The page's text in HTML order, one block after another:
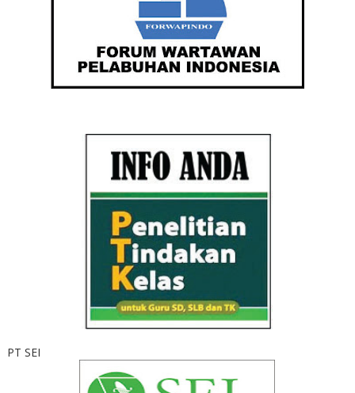
PT SEI